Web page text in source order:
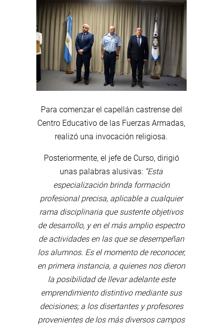
Para comenzar el capellán castrense del
Centro Educativo de las Fuerzas Armadas,
realizó una invocación religiosa.
Posteriormente, el jefe de Curso, dirigió
unas palabras alusivas: “Esta
especialización brinda formación
profesional precisa, aplicable a cualquier
rama disciplinaria que sustente objetivos
de desarrollo, y en el más amplio espectro
de actividades en las que se desempeñan
los alumnos. Es el momento de reconocer,
en primera instancia, a quienes nos dieron
la posibilidad de llevar adelante este
emprendimiento distintivo mediante sus
decisiones; a los disertantes y profesores
provenientes de los más diversos campos